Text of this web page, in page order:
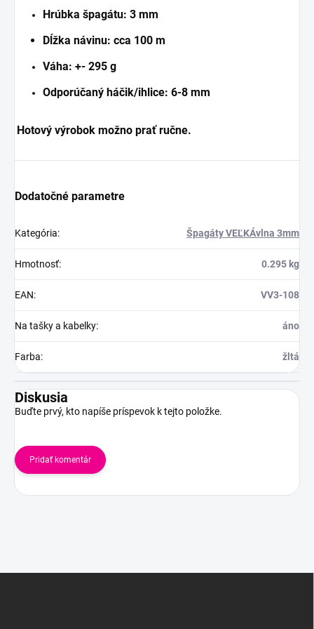
Hrúbka špagátu: 3 mm
Dĺžka návinu: cca 100 m
Váha: +- 295 g
Odporúčaný háčik/ihlice: 6-8 mm
Hotový výrobok možno prať ručne.
Dodatočné parametre
Kategória: Špagáty VEĽKÁvlna 3mm
Hmotnosť: 0.295 kg
EAN: VV3-108
Na tašky a kabelky: áno
Farba: žltá
Diskusia
Buďte prvý, kto napíše príspevok k tejto položke.
Pridať komentár